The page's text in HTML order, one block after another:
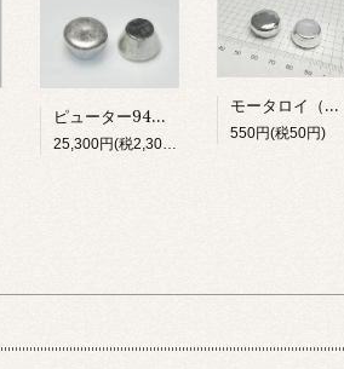
ピューター94%チップ 2kg
25,300円(税2,300円)
モータロイ（無鉛）
550円(税50円)